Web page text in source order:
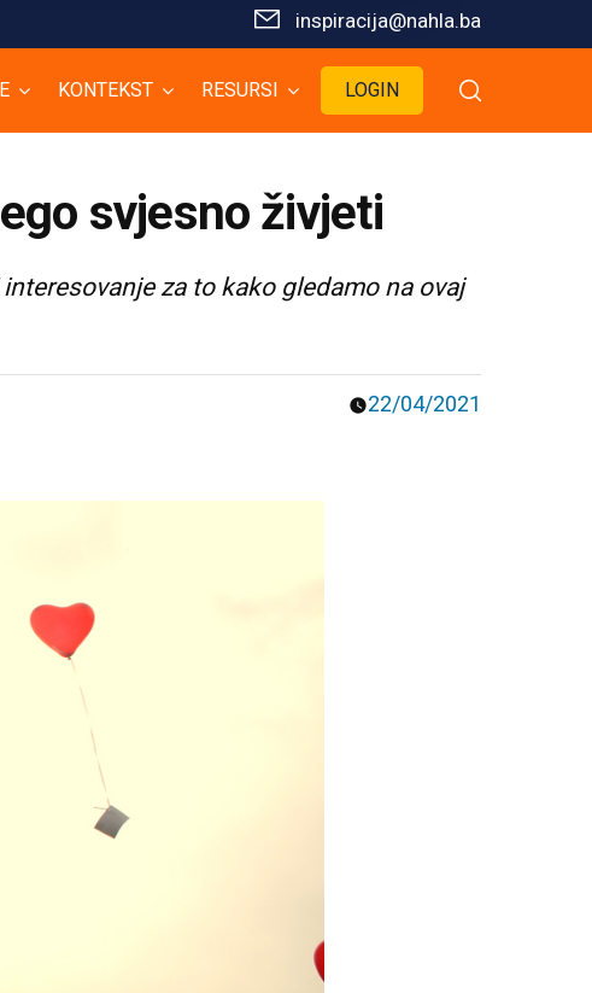
inspiracija@nahla.bа
KONTEKST RESURSI LOGIN
svjesno živjeti
za to kako gledamo na ovaj
22/04/2021